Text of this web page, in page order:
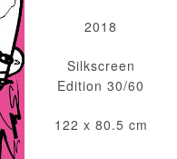
2018
Silkscreen
Edition 30/60
122 x 80.5 cm